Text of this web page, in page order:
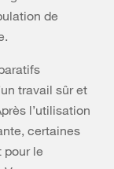
de
travail sûr et
l’utilisation
certaines
pour le